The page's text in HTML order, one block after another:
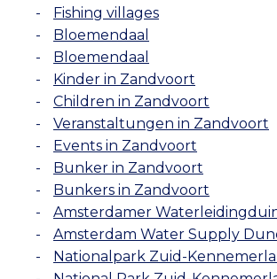
Fishing villages
Bloemendaal
Bloemendaal
Kinder in Zandvoort
Children in Zandvoort
Veranstaltungen in Zandvoort
Events in Zandvoort
Bunker in Zandvoort
Bunkers in Zandvoort
Amsterdamer
Amsterdam Water Supply
Nationalpark Zuid-